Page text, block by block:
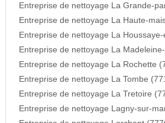
Entreprise de nettoyage La Grande-
Entreprise de nettoyage La Haute-
Entreprise de nettoyage La
Entreprise de nettoyage La
Entreprise de nettoyage La Rochette
Entreprise de nettoyage La Tombe
Entreprise de nettoyage La Tretoire
Entreprise de nettoyage Lagny-sur-